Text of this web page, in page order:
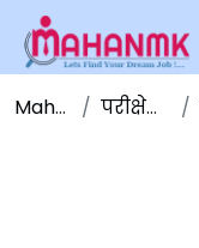
Maha NMK परीक्षेचे निकाल